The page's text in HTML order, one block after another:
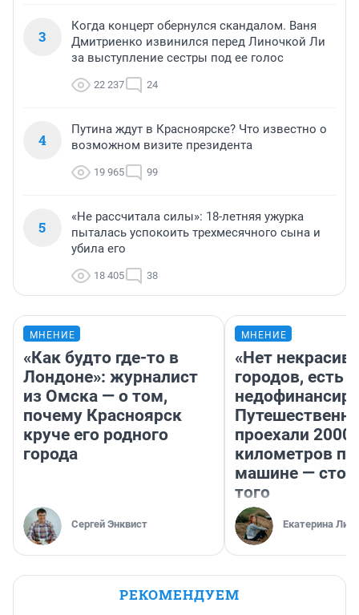
3
Когда концерт обернулся скандалом. Ваня
Дмитриенко извинился перед Линочкой Ли
за выступление сестры под ее голос
22 237 24
4
Путина ждут в Красноярске? Что известно о
возможном визите президента
19 965 99
5
«Не рассчитала силы»: 18-летняя ужурка
пыталась успокоить трехмесячного сына и
убила его
18 405 38
МНЕНИЕ
«Как будто где-то в
Лондоне»: журналист
из Омска — о том,
почему Красноярск
круче его родного
города
Сергей Энквист
МНЕНИЕ
«Нет
городов, есть
проехали 2000
километров по
машине —
того
Екатерина
РЕКОМЕНДУЕМ